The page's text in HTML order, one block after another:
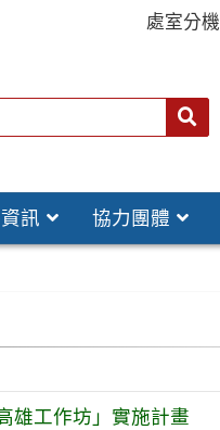
處室分機
訊 協力團體
雄工作坊」實施計畫